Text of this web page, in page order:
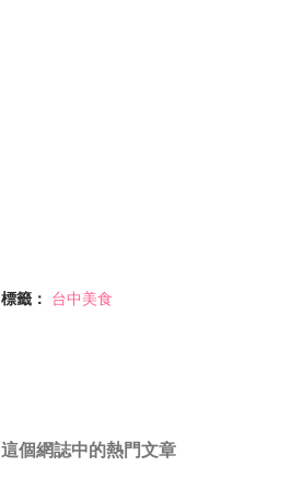
標籤： 台中美食
這個網誌中的熱門文章